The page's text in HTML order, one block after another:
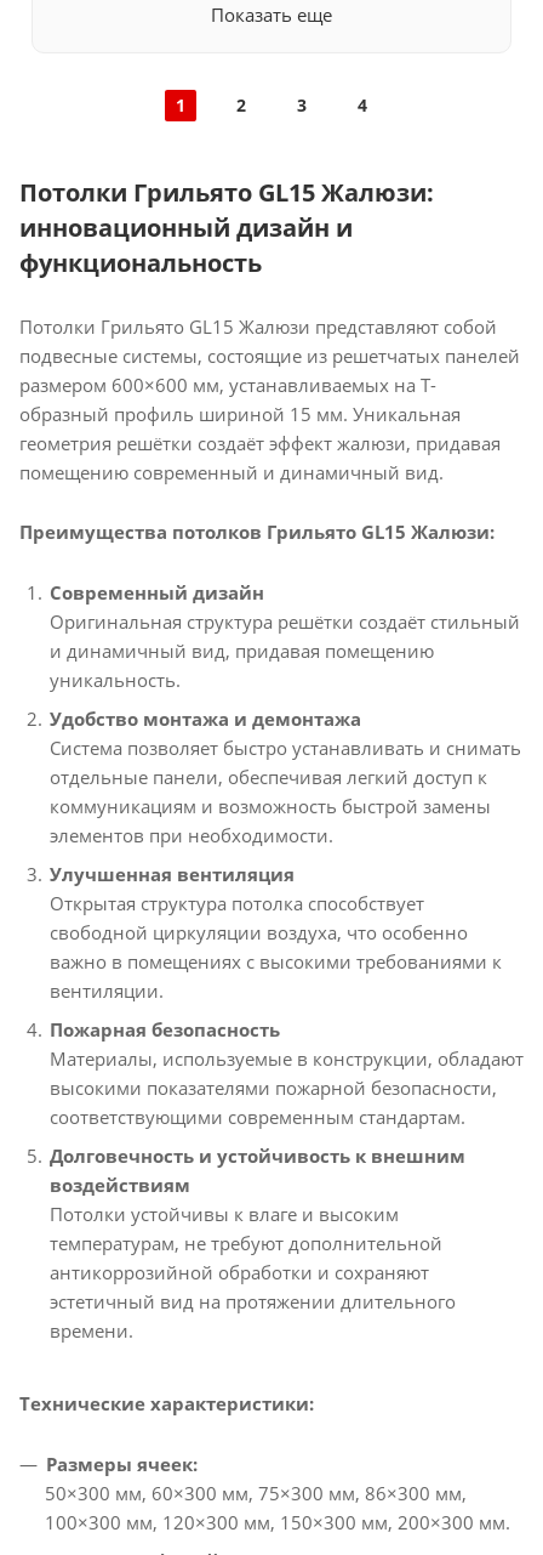
Показать еще
1 2 3 4
Потолки Грильято GL15 Жалюзи:
инновационный дизайн и
функциональность
Потолки Грильято GL15 Жалюзи представляют собой
подвесные системы, состоящие из решетчатых панелей
размером 600×600 мм, устанавливаемых на Т-
образный профиль шириной 15 мм. Уникальная
геометрия решётки создаёт эффект жалюзи, придавая
помещению современный и динамичный вид.
Преимущества потолков Грильято GL15 Жалюзи:
Современный дизайн
Оригинальная структура решётки создаёт стильный
и динамичный вид, придавая помещению
уникальность.
Удобство монтажа и демонтажа
Система позволяет быстро устанавливать и снимать
отдельные панели, обеспечивая легкий доступ к
коммуникациям и возможность быстрой замены
элементов при необходимости.
Улучшенная вентиляция
Открытая структура потолка способствует
свободной циркуляции воздуха, что особенно
важно в помещениях с высокими требованиями к
вентиляции.
Пожарная безопасность
Материалы, используемые в конструкции, обладают
высокими показателями пожарной безопасности,
соответствующими современным стандартам.
Долговечность и устойчивость к внешним
воздействиям
Потолки устойчивы к влаге и высоким
температурам, не требуют дополнительной
антикоррозийной обработки и сохраняют
эстетичный вид на протяжении длительного
времени.
Технические характеристики:
Размеры ячеек:
50×300 мм, 60×300 мм, 75×300 мм, 86×300 мм,
100×300 мм, 120×300 мм, 150×300 мм, 200×300 мм.